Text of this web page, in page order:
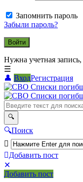
Запомнить пароль
Забыли пароль?
Нужна учетная запись,
ВходРегистрация
СВО
Списки
погибших
2022-
2026,
Новости
СВО
Поиск
Добавить пост
Мобильное
меню
Добавить пост